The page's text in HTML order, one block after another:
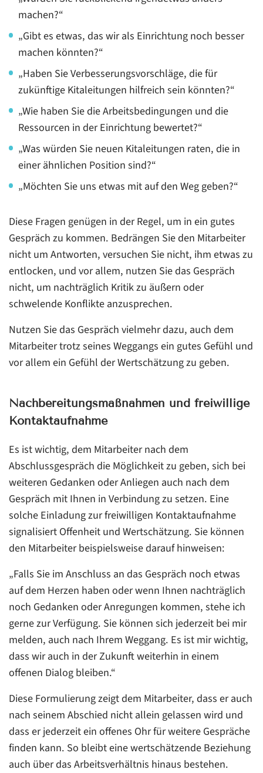
machen?“
„Gibt es etwas, das wir als Einrichtung noch besser
machen könnten?“
„Haben Sie Verbesserungsvorschläge, die für
zukünftige Kitaleitungen hilfreich sein könnten?“
„Wie haben Sie die Arbeitsbedingungen und die
Ressourcen in der Einrichtung bewertet?“
„Was würden Sie neuen Kitaleitungen raten, die in
einer ähnlichen Position sind?“
„Möchten Sie uns etwas mit auf den Weg geben?“
Diese Fragen genügen in der Regel, um in ein gutes
Gespräch zu kommen. Bedrängen Sie den Mitarbeiter
nicht um Antworten, versuchen Sie nicht, ihm etwas zu
entlocken, und vor allem, nutzen Sie das Gespräch
nicht, um nachträglich Kritik zu äußern oder
schwelende Konflikte anzusprechen.
Nutzen Sie das Gespräch vielmehr dazu, auch dem
Mitarbeiter trotz seines Weggangs ein gutes Gefühl und
vor allem ein Gefühl der Wertschätzung zu geben.
Nachbereitungsmaßnahmen und freiwillige
Kontaktaufnahme
Es ist wichtig, dem Mitarbeiter nach dem
Abschlussgespräch die Möglichkeit zu geben, sich bei
weiteren Gedanken oder Anliegen auch nach dem
Gespräch mit Ihnen in Verbindung zu setzen. Eine
solche Einladung zur freiwilligen Kontaktaufnahme
signalisiert Offenheit und Wertschätzung. Sie können
den Mitarbeiter beispielsweise darauf hinweisen:
„Falls Sie im Anschluss an das Gespräch noch etwas
auf dem Herzen haben oder wenn Ihnen nachträglich
noch Gedanken oder Anregungen kommen, stehe ich
gerne zur Verfügung. Sie können sich jederzeit bei mir
melden, auch nach Ihrem Weggang. Es ist mir wichtig,
dass wir auch in der Zukunft weiterhin in einem
offenen Dialog bleiben.“
Diese Formulierung zeigt dem Mitarbeiter, dass er auch
nach seinem Abschied nicht allein gelassen wird und
dass er jederzeit ein offenes Ohr für weitere Gespräche
finden kann. So bleibt eine wertschätzende Beziehung
auch über das Arbeitsverhältnis hinaus bestehen.